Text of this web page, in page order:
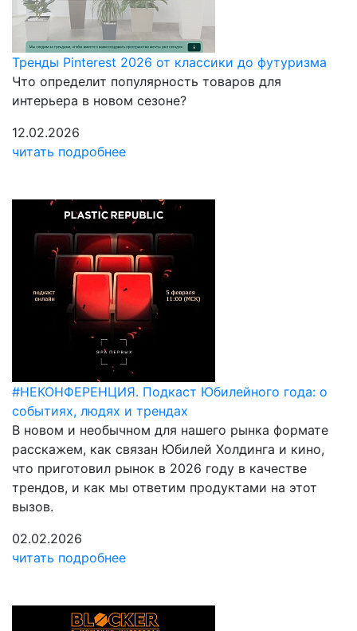
Тренды Pinterest 2026 от классики до футуризма
Что определит популярность товаров для
интерьера в новом сезоне?
12.02.2026
читать подробнее
​​​​​​​#НЕКОНФЕРЕНЦИЯ. Подкаст Юбилейного года: о
событиях, людях и трендах
В новом и необычном для нашего рынка формате
расскажем, как связан Юбилей Холдинга и кино,
что приготовил рынок в 2026 году в качестве
трендов, и как мы ответим продуктами на этот
вызов.
02.02.2026
читать подробнее